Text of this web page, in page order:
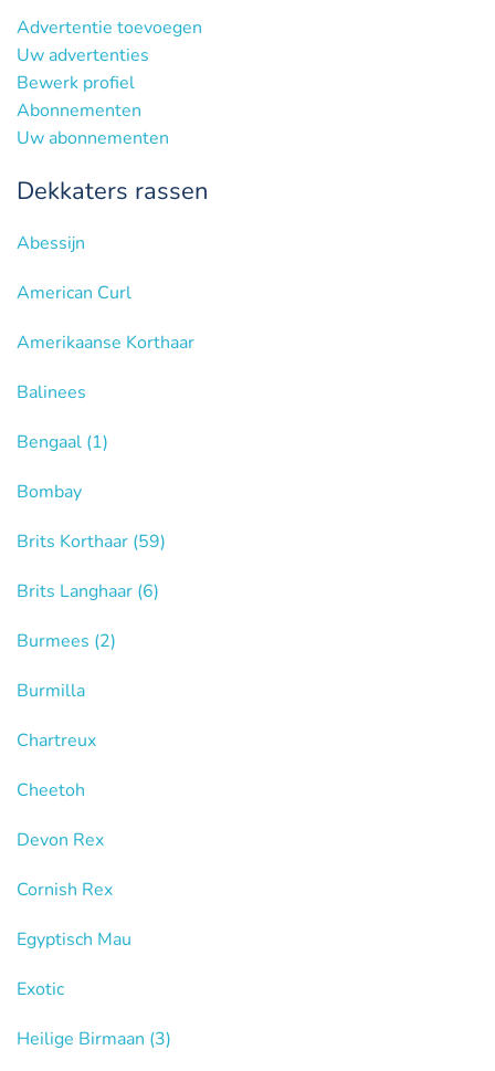
Advertentie toevoegen
Uw advertenties
Bewerk profiel
Abonnementen
Uw abonnementen
Dekkaters rassen
Abessijn
American Curl
Amerikaanse Korthaar
Balinees
Bengaal (1)
Bombay
Brits Korthaar (59)
Brits Langhaar (6)
Burmees (2)
Burmilla
Chartreux
Cheetoh
Devon Rex
Cornish Rex
Egyptisch Mau
Exotic
Heilige Birmaan (3)